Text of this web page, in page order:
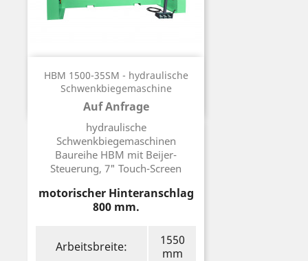
HBM 1500-35SM - hydraulische
Schwenkbiegemaschine
Auf Anfrage
Preis
hydraulische
Schwenkbiegemaschinen
Baureihe HBM mit Beijer-
Steuerung, 7" Touch-Screen
motorischer Hinteranschlag
800 mm.
Arbeitsbreite:
1550
mm